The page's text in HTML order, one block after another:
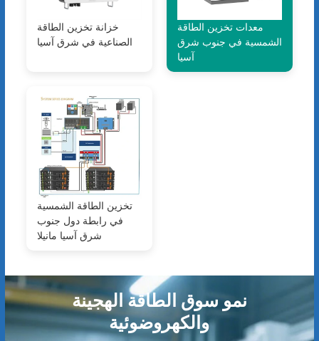
خزانة تخزين الطاقة
الصناعية في شرق آسيا
معدات تخزين الطاقة
الشمسية في جنوب شرق
آسيا
تخزين الطاقة الشمسية
في رابطة دول جنوب
شرق آسيا مانيلا
نمو سوق الطاقة الهجينة
والكهروضوئية